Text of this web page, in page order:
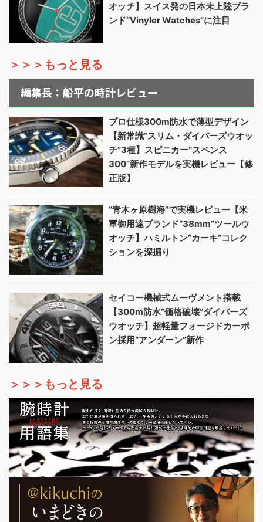
オッチ】スイス発の日本未上陸ブラ
ンド“Vinyler Watches”に注目
＞＞＞もっと見る
編集長：船平の時計レビュー
プロ仕様300m防水で薄型デザイン
【新常識“スリム・ダイバーズウオッ
チ”3種】スピニカー“スペンス
300”新作モデルを実機レビュー【修
正版】
“青木ヶ原樹海”で実機レビュー【米
軍御用達ブランド“38mm”ツールウ
オッチ】ハミルトン“カーキ”コレク
ションを深掘り
セイコー機械式ムーヴメント搭載
【300m防水“価格破壊”ダイバーズ
ウオッチ】超軽量フォージドカーボ
ン採用“アンダーン”新作
＞＞＞もっと見る